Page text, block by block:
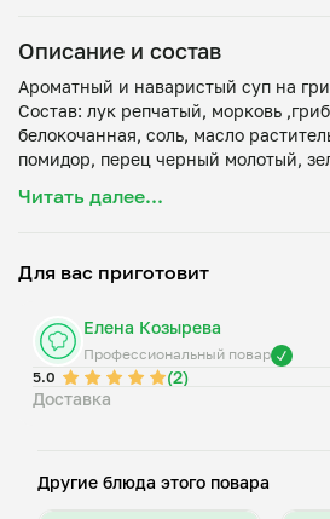
Описание и состав
Ароматный и наваристый суп на
Состав: лук репчатый, морковь
белокочанная, соль, масло
Читать далее...
Для вас приготовит
Елена Козырева
Профессиональный повар
5.0
(2)
Доставка
Другие блюда этого повара